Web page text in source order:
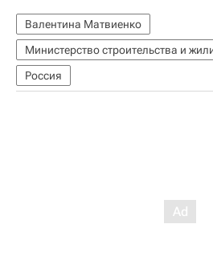
Валентина Матвиенко
Россия